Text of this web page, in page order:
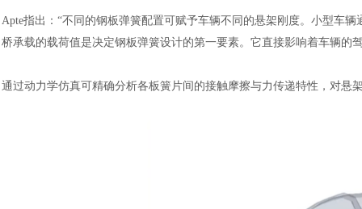
Apte指出：“不同的钢板弹簧配置可赋予车辆不同的悬架刚度。小型车
桥承载的载荷值是决定钢板弹簧设计的第一要素。它直接影响着车辆的
通过动力学仿真可精确分析各板簧片间的接触摩擦与力传递特性，对悬